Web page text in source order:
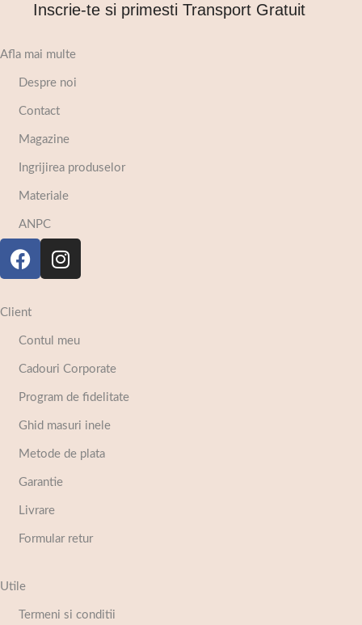
Inscrie-te si primesti Transport Gratuit
Afla mai multe
Despre noi
Contact
Magazine
Ingrijirea produselor
Materiale
ANPC
Client
Contul meu
Cadouri Corporate
Program de fidelitate
Ghid masuri inele
Metode de plata
Garantie
Livrare
Formular retur
Utile
Termeni si conditii